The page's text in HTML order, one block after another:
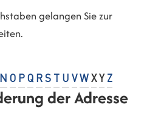
gelangen Sie zur
N O P Q R S U V W X Y Z
der Adresse